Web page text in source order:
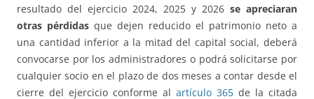
resultado del ejercicio 2024, 2025 y 2026 se apreciaran
otras pérdidas que dejen reducido el patrimonio neto a
una cantidad inferior a la mitad del capital social, deberá
convocarse por los administradores o podrá solicitarse por
cualquier socio en el plazo de dos meses a contar desde el
cierre del ejercicio conforme al artículo 365 de la citada